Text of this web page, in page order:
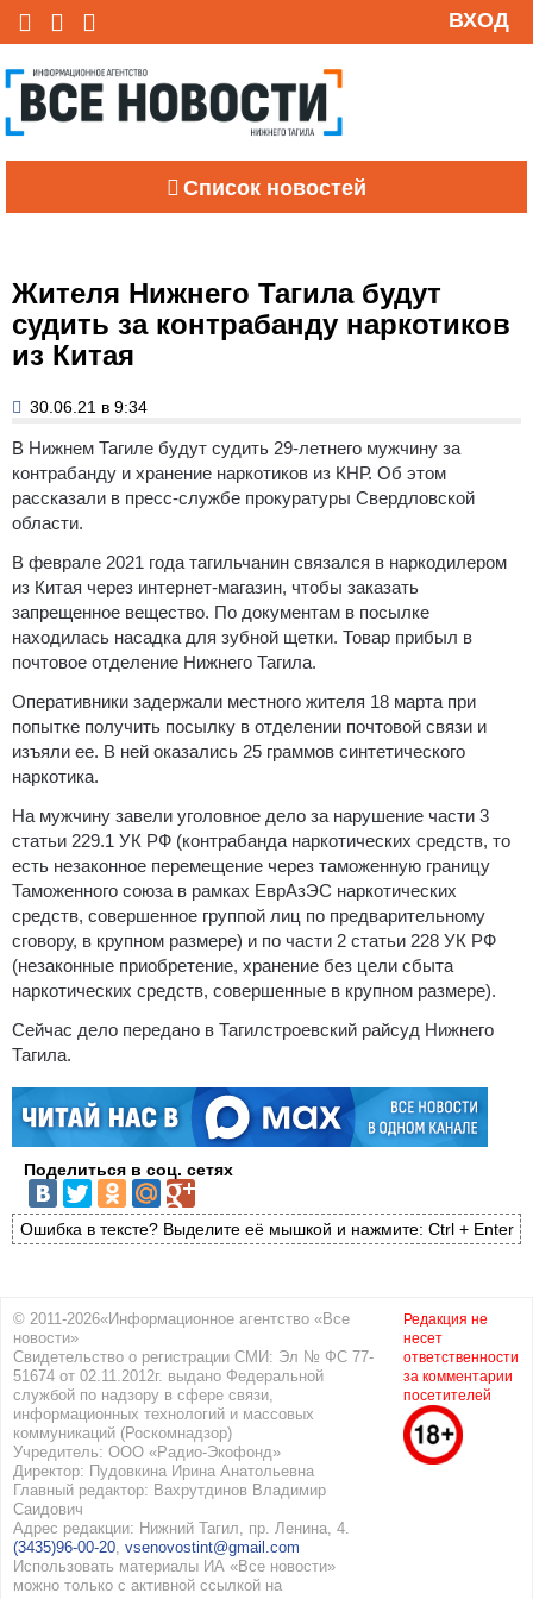
ВХОД
Список новостей
Жителя Нижнего Тагила будут
судить за контрабанду наркотиков
из Китая
30.06.21 в 9:34
В Нижнем Тагиле будут судить 29-летнего мужчину за
контрабанду и хранение наркотиков из КНР. Об этом
рассказали в пресс-службе прокуратуры Свердловской
области.
В феврале 2021 года тагильчанин связался в наркодилером
из Китая через интернет-магазин, чтобы заказать
запрещенное вещество. По документам в посылке
находилась насадка для зубной щетки. Товар прибыл в
почтовое отделение Нижнего Тагила.
Оперативники задержали местного жителя 18 марта при
попытке получить посылку в отделении почтовой связи и
изъяли ее. В ней оказались 25 граммов синтетического
наркотика.
На мужчину завели уголовное дело за нарушение части 3
статьи 229.1 УК РФ (контрабанда наркотических средств, то
есть незаконное перемещение через таможенную границу
Таможенного союза в рамках ЕврАзЭС наркотических
средств, совершенное группой лиц по предварительному
сговору, в крупном размере) и по части 2 статьи 228 УК РФ
(незаконные приобретение, хранение без цели сбыта
наркотических средств, совершенные в крупном размере).
Сейчас дело передано в Тагилстроевский райсуд Нижнего
Тагила.
Поделиться в соц. сетях
Ошибка в тексте? Выделите её мышкой и нажмите: Ctrl + Enter
© 2011-2026«Информационное агентство «Все
новости»
Свидетельство о регистрации СМИ: Эл № ФС 77-
51674 от 02.11.2012г. выдано Федеральной
службой по надзору в сфере связи,
информационных технологий и массовых
коммуникаций (Роскомнадзор)
Учредитель: ООО «Радио-Экофонд»
Директор: Пудовкина Ирина Анатольевна
Главный редактор: Вахрутдинов Владимир
Саидович
Адрес редакции: Нижний Тагил, пр. Ленина, 4.
(3435)96-00-20, vsenovostint@gmail.com
Использовать материалы ИА «Все новости»
можно только с активной ссылкой на
Редакция не
несет
ответственности
за комментарии
посетителей